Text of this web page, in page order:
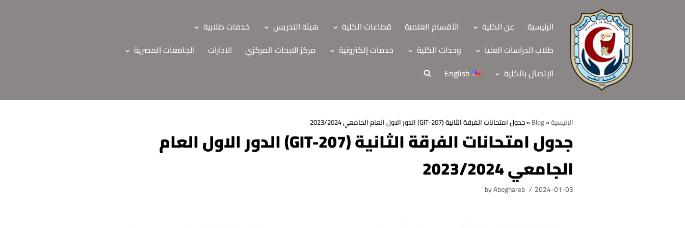
الرئيسية عن الكلية الأقسام العلمية قطاعات الكلية هيئة التدريس
خدمات طلابية
طلاب الدراسات العليا
وحدات الكلية خدمات إلكترونية مركز الابحاث المركزي الادارات
الجامعات المصرية
الإتصال بالكلية
English
الرئيسية
عن الكلية
الرؤية والرسالة
الأقسام العلمية
الرئيسية»
Blog
»جدول امتحانات الفرقة الثانية (GIT-207) الدور الاول العام الجامعي 2023/2024
جدول امتحانات الفرقة الثانية (GIT-207) الدور الاول العام
الجامعي 2023/2024
byAboghareb 2024-01-03